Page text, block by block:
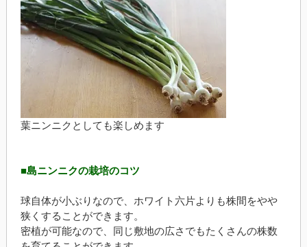
葉ニンニクとしても楽しめます
■島ニンニクの栽培のコツ
球自体が小ぶりなので、ホワイト六片よりも株間をやや
狭くすることができます。
密植が可能なので、同じ敷地の広さでもたくさんの株数